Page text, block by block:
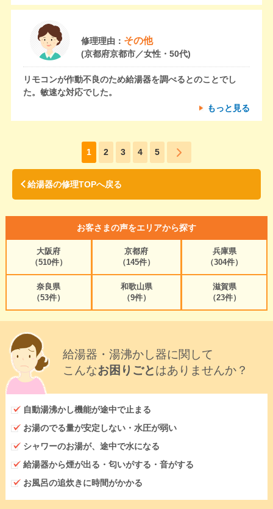
修理理由： その他
(京都府京都市／女性・50代)
リモコンが作動不良のため給湯器を調べるとのことでし
た。敏速な対応でした。
もっと見る
1 2 3 4 5
給湯器の修理TOPへ戻る
お客さまの声をエリアから探す
大阪府
（510件）
京都府
（145件）
兵庫県
（304件）
奈良県
（53件）
和歌山県
（9件）
滋賀県
（23件）
給湯器・湯沸かし器に関して
こんなお困りごとはありませんか？
自動湯沸かし機能が途中で止まる
お湯のでる量が安定しない・水圧が弱い
シャワーのお湯が、途中で水になる
給湯器から煙が出る・匂いがする・音がする
お風呂の追炊きに時間がかかる